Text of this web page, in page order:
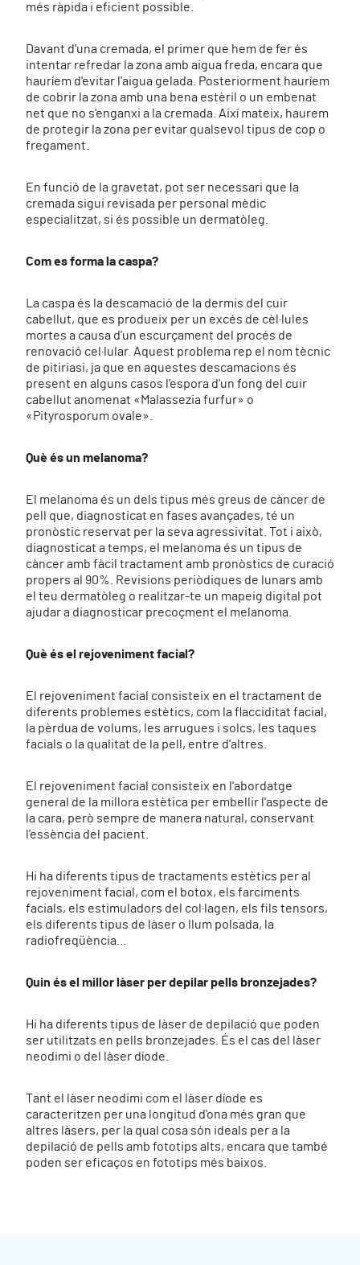
més ràpida i eficient possible.
Davant d'una cremada, el primer que hem de fer és
intentar refredar la zona amb aigua freda, encara que
hauríem d'evitar l'aigua gelada. Posteriorment hauríem
de cobrir la zona amb una bena estèril o un embenat
net que no s'enganxi a la cremada. Així mateix, haurem
de protegir la zona per evitar qualsevol tipus de cop o
fregament.
En funció de la gravetat, pot ser necessari que la
cremada sigui revisada per personal mèdic
especialitzat, si és possible un dermatòleg.
Com es forma la caspa?
La caspa és la descamació de la dermis del cuir
cabellut, que es produeix per un excés de cèl·lules
mortes a causa d'un escurçament del procés de
renovació cel·lular. Aquest problema rep el nom tècnic
de pitiriasi, ja que en aquestes descamacions és
present en alguns casos l'espora d'un fong del cuir
cabellut anomenat «Malassezia furfur» o
«Pityrosporum ovale».
Què és un melanoma?
El melanoma és un dels tipus més greus de càncer de
pell que, diagnosticat en fases avançades, té un
pronòstic reservat per la seva agressivitat. Tot i això,
diagnosticat a temps, el melanoma és un tipus de
càncer amb fàcil tractament amb pronòstics de curació
propers al 90%. Revisions periòdiques de lunars amb
el teu dermatòleg o realitzar-te un mapeig digital pot
ajudar a diagnosticar precoçment el melanoma.
Què és el rejoveniment facial?
El rejoveniment facial consisteix en el tractament de
diferents problemes estètics, com la flacciditat facial,
la pèrdua de volums, les arrugues i solcs, les taques
facials o la qualitat de la pell, entre d'altres.
El rejoveniment facial consisteix en l'abordatge
general de la millora estètica per embellir l'aspecte de
la cara, però sempre de manera natural, conservant
l'essència del pacient.
Hi ha diferents tipus de tractaments estètics per al
rejoveniment facial, com el botox, els farciments
facials, els estimuladors del col·lagen, els fils tensors,
els diferents tipus de làser o llum polsada, la
radiofreqüència...
Quin és el millor làser per depilar pells bronzejades?
Hi ha diferents tipus de làser de depilació que poden
ser utilitzats en pells bronzejades. És el cas del làser
neodimi o del làser díode.
Tant el làser neodimi com el làser díode es
caracteritzen per una longitud d'ona més gran que
altres làsers, per la qual cosa són ideals per a la
depilació de pells amb fototips alts, encara que també
poden ser eficaços en fototips més baixos.